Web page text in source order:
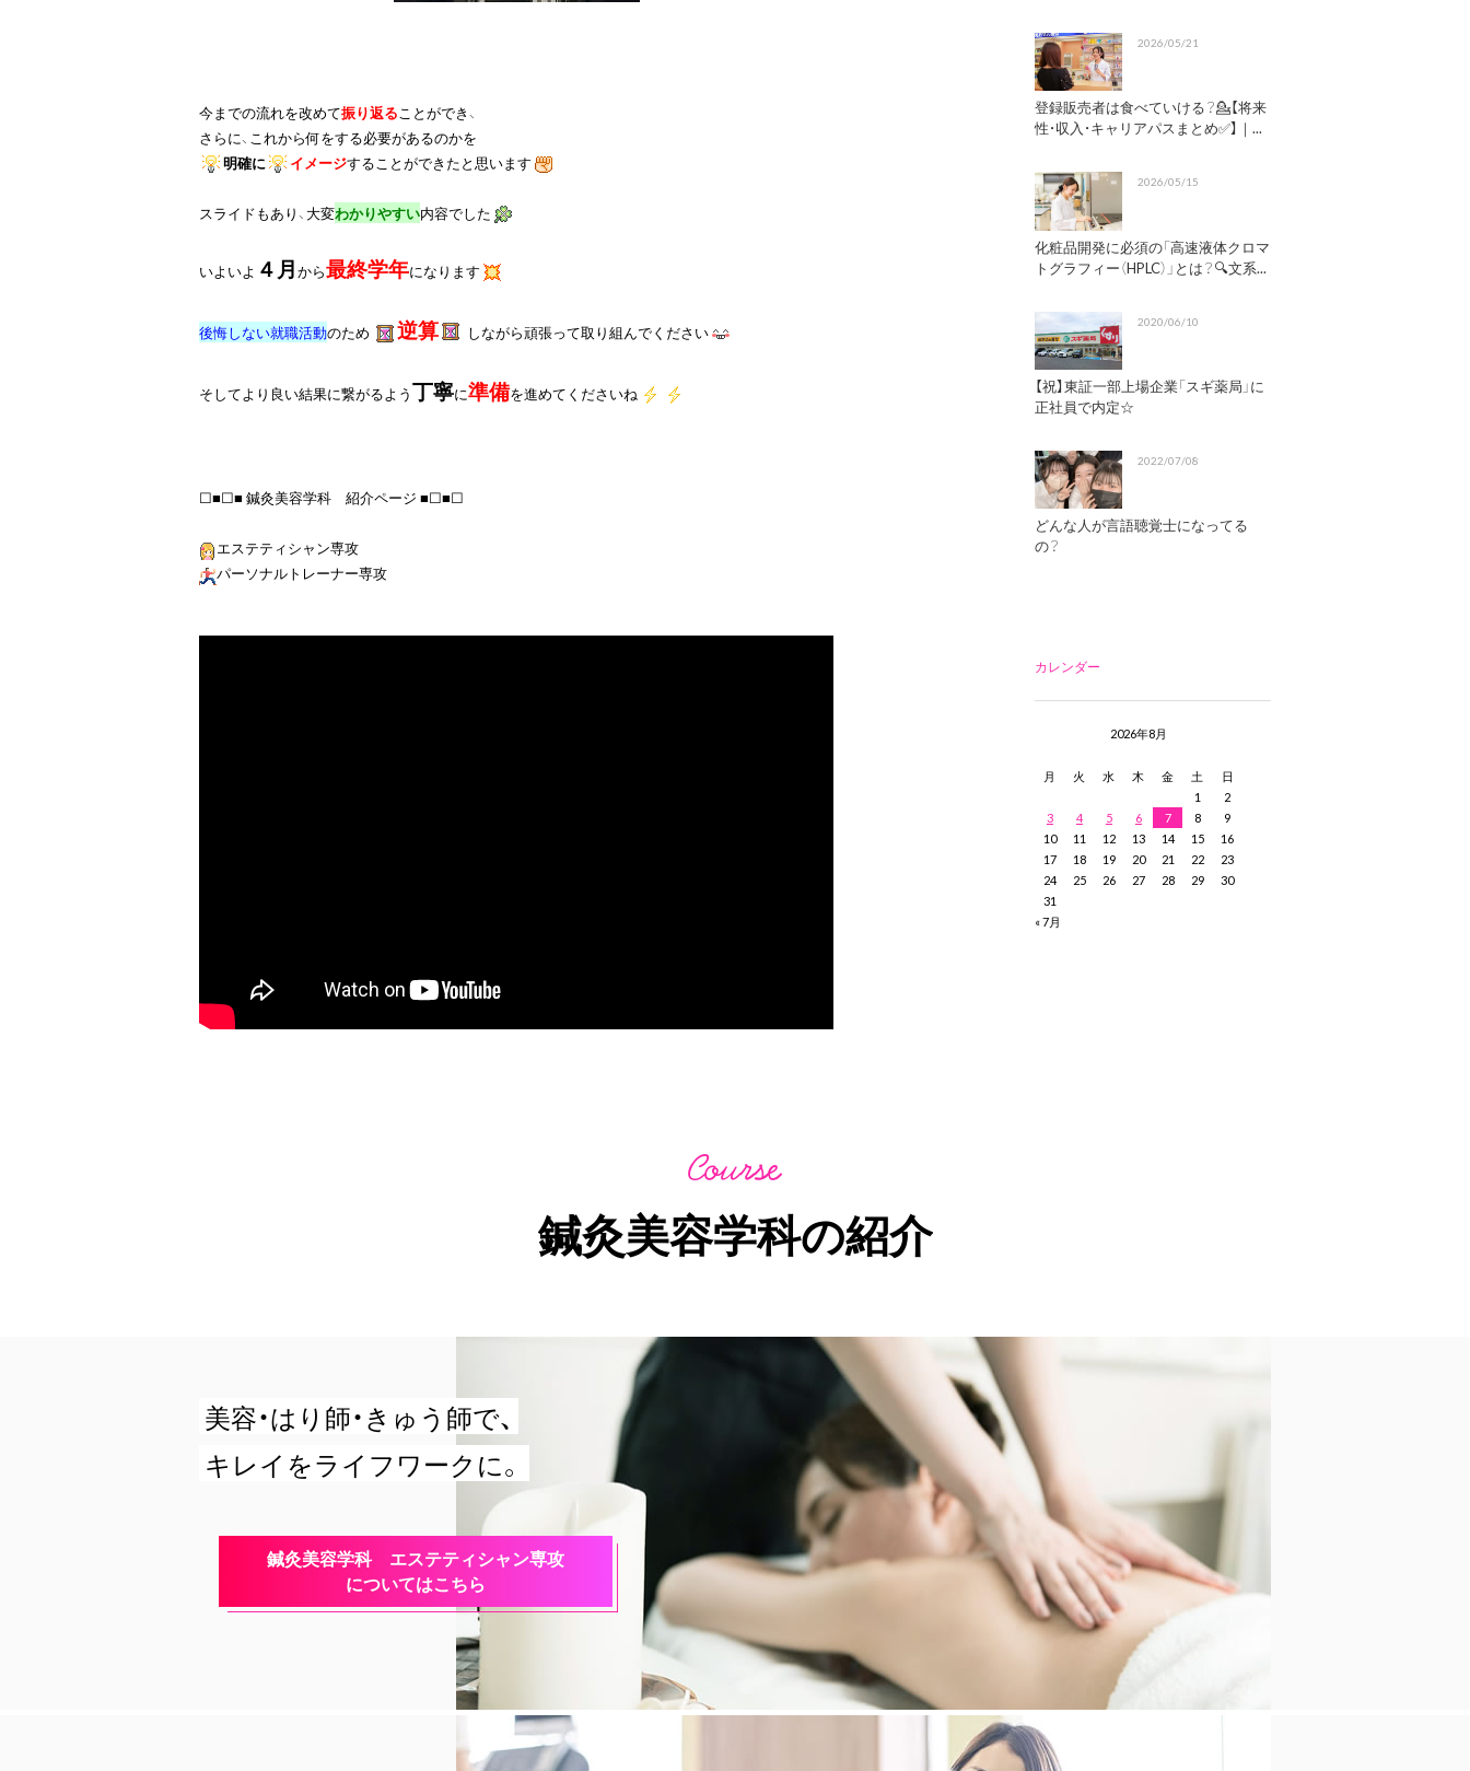
今までの流れを改めて振り返る ことができ、
明確に
イメージすることができたと思います
スライドもあり、大変わかりやすい内容でした
いよいよ ４月から最終学年になります
後悔しない就職活動のため 逆算 しながら頑張って取り組んでください
そしてより良い結果に繋がるよう丁寧に準備を進めてくださいね
☐■☐■ 鍼灸美容学科　紹介ページ ■☐■☐
エステティシャン専攻
パーソナルトレーナー専攻
2026/05/21
登録販売者は食べていける？💁【将来
性・収入・キャリアパスまとめ✅】｜...
2026/05/15
化粧品開発に必須の「高速液体クロマ
トグラフィー（HPLC）」とは？🔍文系...
2020/06/10
【祝】東証一部上場企業「スギ薬局」に
正社員で内定☆
2022/07/08
どんな人が言語聴覚士になってる
の？
カレンダー
2026年8月
月 火 水 木 金 土
日
1
2
3
4 5 6 7 8
9
10
11 12 13 14 15
16
17
18 19 20 21 22
23
24
25 26 27 28 29
30
31
« 7月
鍼灸美容学科の紹介
美容・はり師・きゅう師で、
キレイをライフワークに。
鍼灸美容学科 エステティシャン専攻
についてはこちら